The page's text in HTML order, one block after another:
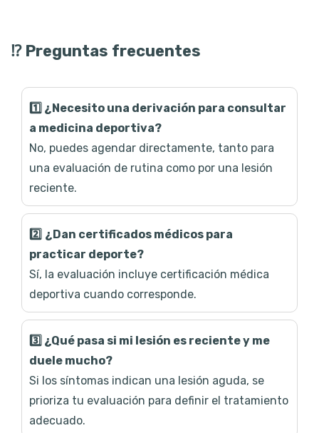
⁉️ Preguntas frecuentes
1️⃣ ¿Necesito una derivación para consultar
a medicina deportiva?
No, puedes agendar directamente, tanto para
una evaluación de rutina como por una lesión
reciente.
2️⃣ ¿Dan certificados médicos para
practicar deporte?
Sí, la evaluación incluye certificación médica
deportiva cuando corresponde.
3️⃣ ¿Qué pasa si mi lesión es reciente y me
duele mucho?
Si los síntomas indican una lesión aguda, se
prioriza tu evaluación para definir el tratamiento
adecuado.